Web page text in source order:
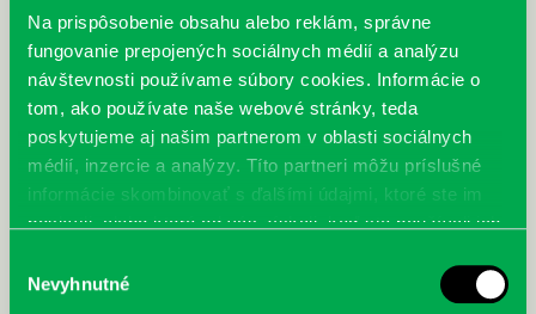
Na prispôsobenie obsahu alebo reklám, správne
fungovanie prepojených sociálnych médií a analýzu
návštevnosti používame súbory cookies. Informácie o
tom, ako používate naše webové stránky, teda
poskytujeme aj našim partnerom v oblasti sociálnych
médií, inzercie a analýzy. Títo partneri môžu príslušné
informácie skombinovať s ďalšími údajmi, ktoré ste im
poskytli, alebo ktoré od vás získali, keď ste používali ich
súhlasu
Nevyhnutné